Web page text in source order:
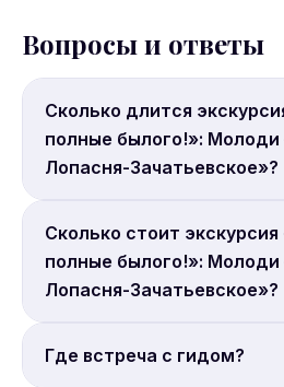
Вопросы и ответы
Сколько длится
полные былого!»:
Лопасня-Зачатьевское»?
Продолжительность: 9 часов.
Сколько стоит экскурсия
полные былого!»:
Лопасня-Зачатьевское»?
Цена от 4 190 руб. с
Где встреча с гидом?